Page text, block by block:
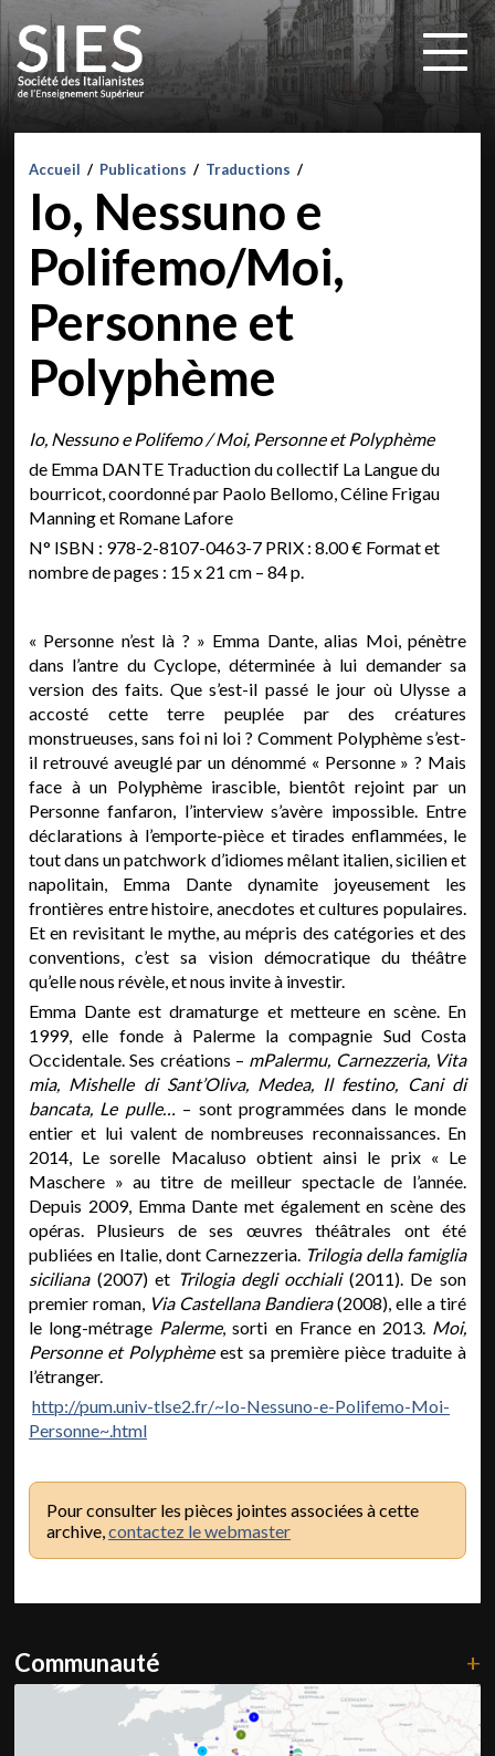
Accueil / Publications / Traductions /
Io, Nessuno e
Polifemo/Moi,
Personne et
Polyphème
Io, Nessuno e Polifemo / Moi, Personne et Polyphème
de Emma DANTE Traduction du collectif La Langue du
bourricot, coordonné par Paolo Bellomo, Céline Frigau
Manning et Romane Lafore
N° ISBN : 978-2-8107-0463-7 PRIX : 8.00 € Format et
nombre de pages : 15 x 21 cm – 84 p.
« Personne n’est là ? » Emma Dante, alias Moi, pénètre
dans l’antre du Cyclope, déterminée à lui demander sa
version des faits. Que s’est-il passé le jour où Ulysse a
accosté cette terre peuplée par des créatures
monstrueuses, sans foi ni loi ? Comment Polyphème s’est-
il retrouvé aveuglé par un dénommé « Personne » ? Mais
face à un Polyphème irascible, bientôt rejoint par un
Personne fanfaron, l’interview s’avère impossible. Entre
déclarations à l’emporte-pièce et tirades enflammées, le
tout dans un patchwork d’idiomes mêlant italien, sicilien et
napolitain, Emma Dante dynamite joyeusement les
frontières entre histoire, anecdotes et cultures populaires.
Et en revisitant le mythe, au mépris des catégories et des
conventions, c’est sa vision démocratique du théâtre
qu’elle nous révèle, et nous invite à investir.
Emma Dante est dramaturge et metteure en scène. En
1999, elle fonde à Palerme la compagnie Sud Costa
Occidentale. Ses créations – mPalermu, Carnezzeria, Vita
mia, Mishelle di Sant’Oliva, Medea, Il festino, Cani di
bancata, Le pulle… – sont programmées dans le monde
entier et lui valent de nombreuses reconnaissances. En
2014, Le sorelle Macaluso obtient ainsi le prix « Le
Maschere » au titre de meilleur spectacle de l’année.
Depuis 2009, Emma Dante met également en scène des
opéras. Plusieurs de ses œuvres théâtrales ont été
publiées en Italie, dont Carnezzeria. Trilogia della famiglia
siciliana(2007) et Trilogia degli occhiali(2011). De son
premier roman, Via Castellana Bandiera(2008), elle a tiré
le long-métrage Palerme, sorti en France en 2013. Moi,
Personne et Polyphèmeest sa première pièce traduite à
l’étranger.
http://pum.univ-tlse2.fr/~Io-Nessuno-e-Polifemo-Moi-
Personne~.html
Pour consulter les pièces jointes associées à cette
archive,contactez le webmaster
Communauté +